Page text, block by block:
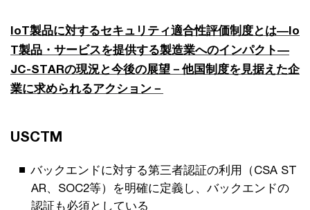
IoT製品に対するセキュリティ適合性評価制度とは―Io
T製品・サービスを提供する製造業へのインパクト―
JC-STARの現況と今後の展望－他国制度を見据えた企
業に求められるアクション－
USCTM
バックエンドに対する第三者認証の利用（CSA ST
AR、SOC2等）を明確に定義し、バックエンドの
認証も必須としている